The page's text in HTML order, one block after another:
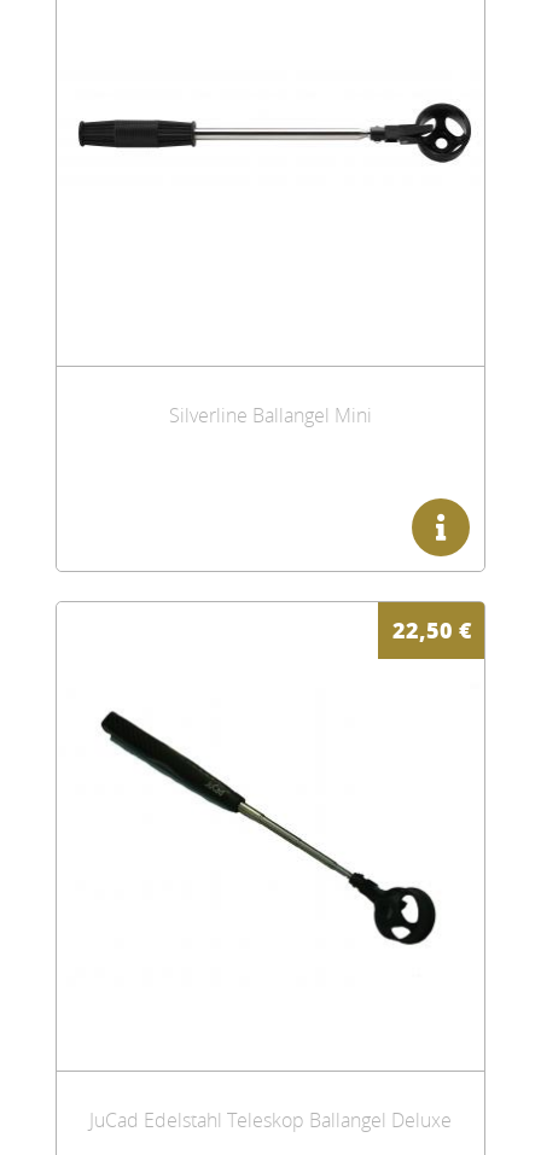
Silverline Ballangel Mini
22,50 €
JuCad Edelstahl Teleskop Ballangel Deluxe